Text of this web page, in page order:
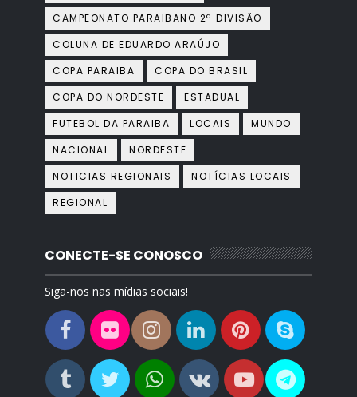
CAMPEONATO PARAIBANO 2ª DIVISÃO
COLUNA DE EDUARDO ARAÚJO
COPA PARAIBA
COPA DO BRASIL
COPA DO NORDESTE
ESTADUAL
FUTEBOL DA PARAIBA
LOCAIS
MUNDO
NACIONAL
NORDESTE
NOTICIAS REGIONAIS
NOTÍCIAS LOCAIS
REGIONAL
CONECTE-SE CONOSCO
Siga-nos nas mídias sociais!